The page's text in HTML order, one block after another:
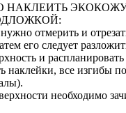
НАКЛЕИТЬ
отмерить и
его следует
и
наклейки, все изгибы
необходимо